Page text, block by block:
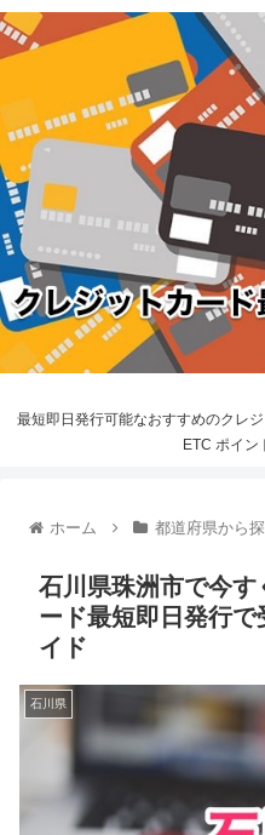
最短即日発行可能なおすすめのクレ
ETC ポイン
ホーム 都道府県から
石川県珠洲市で今す
ード最短即日発行
イド
石川県